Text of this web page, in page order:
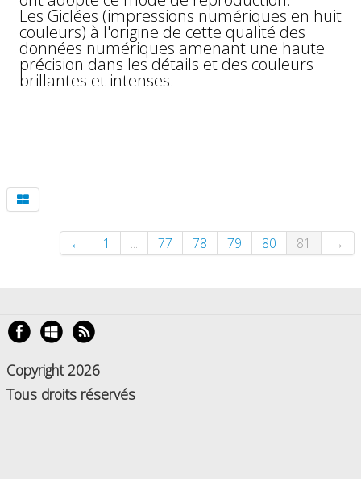
Les Giclées (impressions numériques en huit
couleurs) à l'origine de cette qualité des
données numériques amenant une haute
précision dans les détails et des couleurs
brillantes et intenses.
← 1 ... 77 78 79 80 81 →
Copyright 2026
Tous droits réservés